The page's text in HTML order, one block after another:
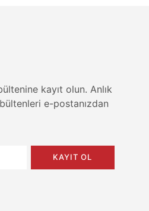
kayıt olun. Anlık
e-postanızdan
KAYIT OL